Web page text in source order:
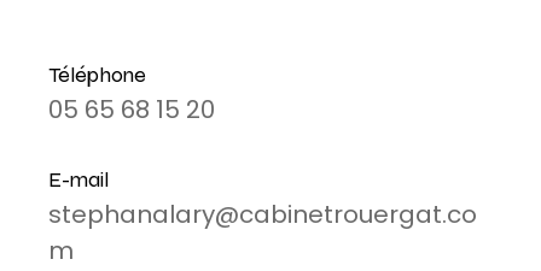
Téléphone
05 65 68 15 20
E-mail
stephanalary@cabinetrouergat.co
m